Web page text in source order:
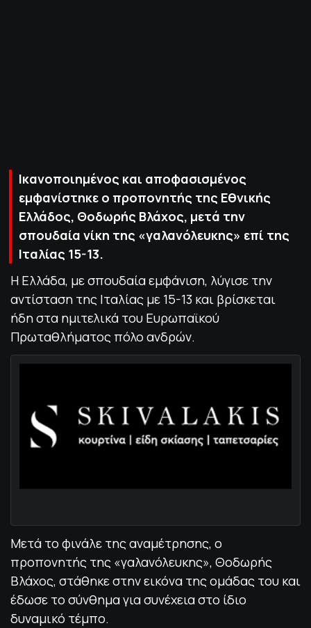
Ικανοποιημένος και αποφασισμένος
εμφανίστηκε ο προπονητής της Εθνικής
Ελλάδος, Θοδωρής Βλάχος, μετά την
σπουδαία νίκη της «γαλανόλευκης» επί της
Ιταλίας 15-13.
Η Ελλάδα, με σπουδαία εμφάνιση, λύγισε την
αντίσταση της Ιταλίας με 15-13 και βρίσκεται
ήδη στα ημιτελικά του Ευρωπαϊκού
Πρωταθλήματος πόλο ανδρών.
Μετά το φινάλε της αναμέτρησης, ο
προπονητής της «γαλανόλευκης», Θοδωρής
Βλάχος, στάθηκε στην εικόνα της ομάδας του και
έδωσε το σύνθημα για συνέχεια στο ίδιο
δυναμικό τέμπο.